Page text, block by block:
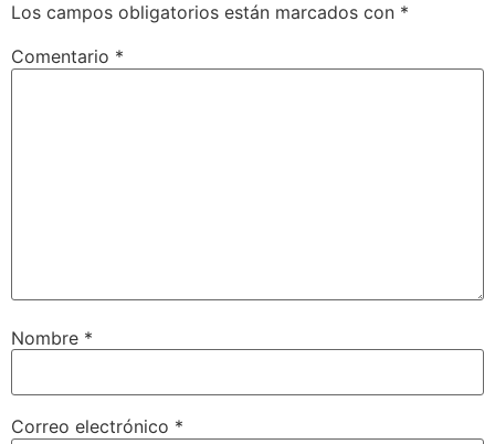
Los campos obligatorios están marcados con *
Comentario *
Nombre *
Correo electrónico *